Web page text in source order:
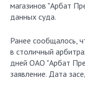
магазинов "Арбат
данных суда.
Ранее сообщалось,
в столичный
дней ОАО "Арбат
заявление. Дата